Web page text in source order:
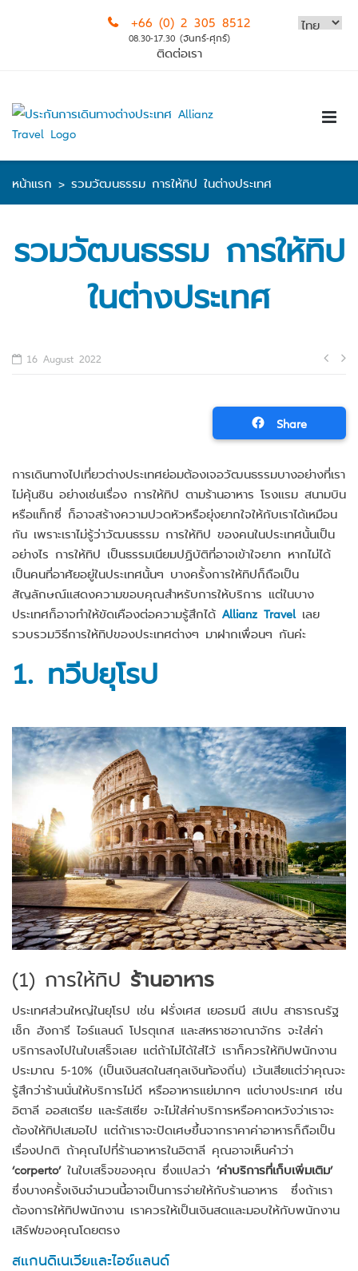
+66 (0) 2 305 8512
08.30-17.30 (จันทร์-ศุกร์)
ติดต่อเรา
หน้าแรก > รวมวัฒนธรรม การให้ทิป ในต่างประเทศ
รวมวัฒนธรรม การให้ทิป
ในต่างประเทศ
16 August 2022
Share
การเดินทางไปเที่ยวต่างประเทศย่อมต้องเจอวัฒนธรรมบางอย่างที่เรา
ไม่คุ้นชิน อย่างเช่นเรื่อง การให้ทิป ตามร้านอาหาร โรงแรม สนามบิน
หรือแท็กซี่ ก็อาจสร้างความปวดหัวหรือยุ่งยากใจให้กับเราได้เหมือน
กัน เพราะเราไม่รู้ว่าวัฒนธรรม การให้ทิป ของคนในประเทศนั้นเป็น
อย่างไร การให้ทิป เป็นธรรมเนียมปฏิบัติที่อาจเข้าใจยาก หากไม่ได้
เป็นคนที่อาศัยอยู่ในประเทศนั้นๆ บางครั้งการให้ทิปก็ถือเป็น
สัญลักษณ์แสดงความขอบคุณสำหรับการให้บริการ แต่ในบาง
ประเทศก็อาจทำให้ขัดเคืองต่อความรู้สึกได้ Allianz Travel เลย
รวบรวมวิธีการให้ทิปของประเทศต่างๆ มาฝากเพื่อนๆ กันค่ะ
1. ทวีปยุโรป
(1) การให้ทิป ร้านอาหาร
ประเทศส่วนใหญ่ในยุโรป เช่น ฝรั่งเศส เยอรมนี สเปน สาธารณรัฐ
เช็ก ฮังการี ไอร์แลนด์ โปรตุเกส และสหราชอาณาจักร จะใส่ค่า
บริการลงไปในใบเสร็จเลย แต่ถ้าไม่ได้ใส่ไว้ เราก็ควรให้ทิปพนักงาน
ประมาณ 5-10% (เป็นเงินสดในสกุลเงินท้องถิ่น) เว้นเสียแต่ว่าคุณจะ
รู้สึกว่าร้านนั่นให้บริการไม่ดี หรืออาหารแย่มากๆ แต่บางประเทศ เช่น
อิตาลี ออสเตรีย และรัสเซีย จะไม่ใส่ค่าบริการหรือคาดหวังว่าเราจะ
ต้องให้ทิปเสมอไป แต่ถ้าเราจะปัดเศษขึ้นจากราคาค่าอาหารก็ถือเป็น
เรื่องปกติ ถ้าคุณไปที่ร้านอาหารในอิตาลี คุณอาจเห็นคำว่า
‘corperto’ในใบเสร็จของคุณ ซึ่งแปลว่า ‘ค่าบริการที่เก็บเพิ่มเติม’
ซึ่งบางครั้งเงินจำนวนนี้อาจเป็นการจ่ายให้กับร้านอาหาร ซึ่งถ้าเรา
ต้องการให้ทิปพนักงาน เราควรให้เป็นเงินสดและมอบให้กับพนักงาน
เสิร์ฟของคุณโดยตรง
สแกนดิเนเวียและไอซ์แลนด์